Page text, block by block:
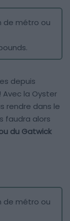
de métro ou
depuis
Avec la Oyster
rendre dans le
faudra alors
du Gatwick
de métro ou